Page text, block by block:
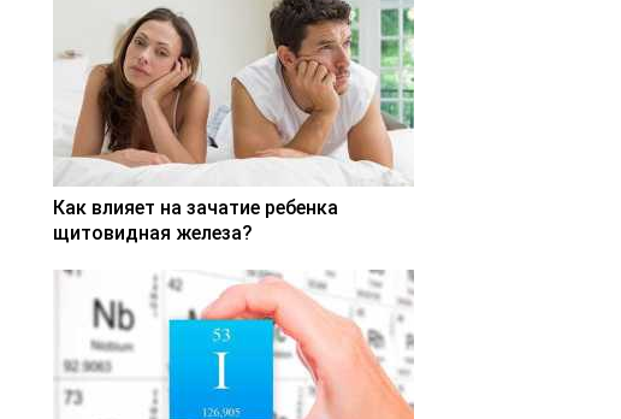
Как влияет на зачатие ребенка
щитовидная железа?